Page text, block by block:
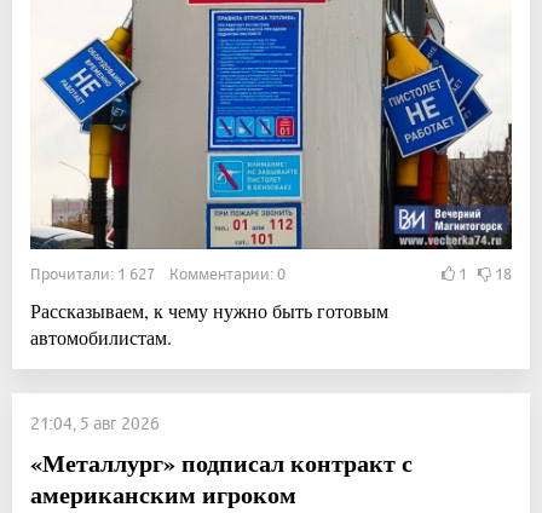
Прочитали: 1 627 Комментарии: 0 1 18
Рассказываем, к чему нужно быть готовым
автомобилистам.
21:04, 5 авг 2026
«Металлург» подписал контракт с
американским игроком